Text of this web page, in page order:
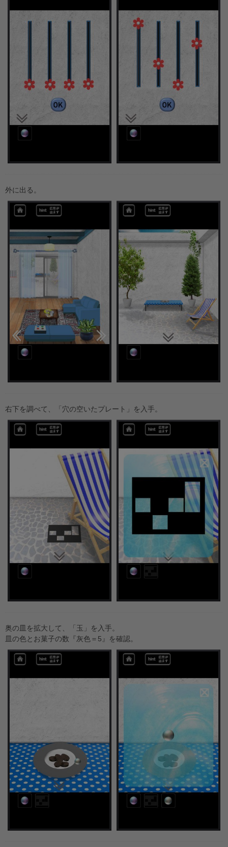
外に出る。
右下を調べて、「穴の空いたプレート」を入手。
奥の皿を拡大して、「玉」を入手。
皿の色とお菓子の数『灰色＝5』を確認。